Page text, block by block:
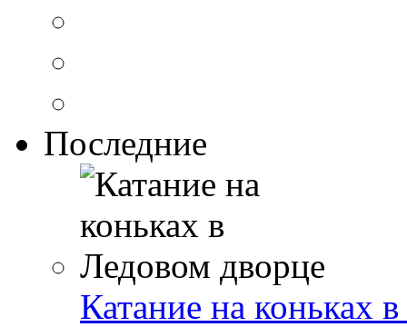
Последние
Катание на коньках